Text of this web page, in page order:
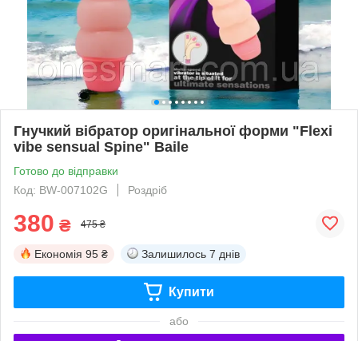
Гнучкий вібратор оригінальної форми "Flexi
vibe sensual Spine" Baile
Готово до відправки
Код: BW-007102G
Роздріб
380 ₴ 475 ₴
Економія 95 ₴ Залишилось 7 днів
Купити
або